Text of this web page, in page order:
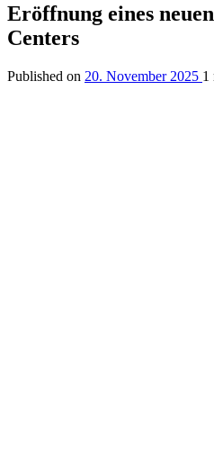
Eröffnung eines
Centers
Published on 20. November 2025 1